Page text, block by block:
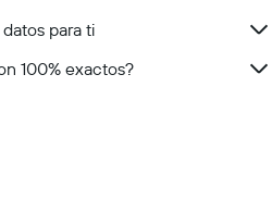
de Vitoriapara ti
100% exactos?